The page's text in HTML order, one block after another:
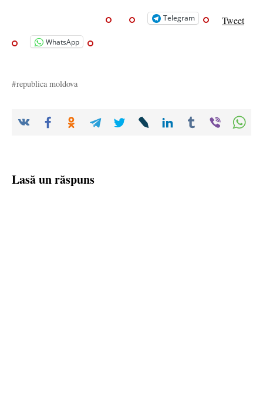
Telegram Tweet
WhatsApp
republica moldova
Lasă un răspuns